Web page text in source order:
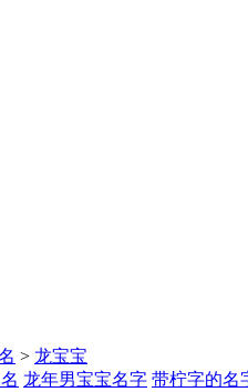
> 龙宝宝
龙年男宝宝名字 带柠字的名